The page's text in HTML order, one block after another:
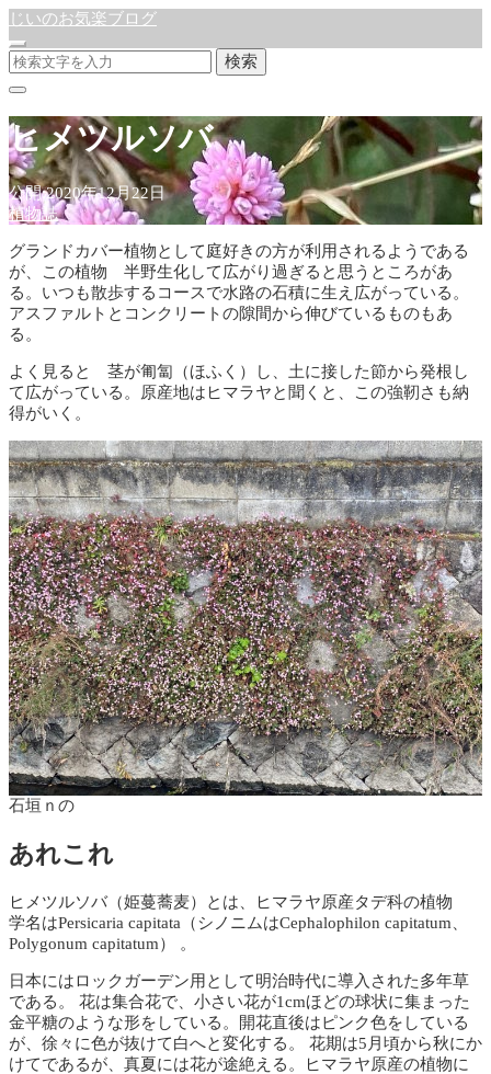
じいのお気楽ブログ
検索
ヒメツルソバ
公開:2020年12月22日
植物誌
グランドカバー植物として庭好きの方が利用されるようである
が、この植物 半野生化して広がり過ぎると思うところがあ
る。いつも散歩するコースで水路の石積に生え広がっている。
アスファルトとコンクリートの隙間から伸びているものもあ
る。
よく見ると 茎が匍匐（ほふく）し、土に接した節から発根し
て広がっている。原産地はヒマラヤと聞くと、この強靭さも納
得がいく。
石垣ｎの
あれこれ
ヒメツルソバ（姫蔓蕎麦）とは、ヒマラヤ原産タデ科の植物
学名はPersicaria capitata（シノニムはCephalophilon capitatum、
Polygonum capitatum） 。
日本にはロックガーデン用として明治時代に導入された多年草
である。 花は集合花で、小さい花が1cmほどの球状に集まった
金平糖のような形をしている。開花直後はピンク色をしている
が、徐々に色が抜けて白へと変化する。 花期は5月頃から秋にか
けてであるが、真夏には花が途絶える。ヒマラヤ原産の植物に